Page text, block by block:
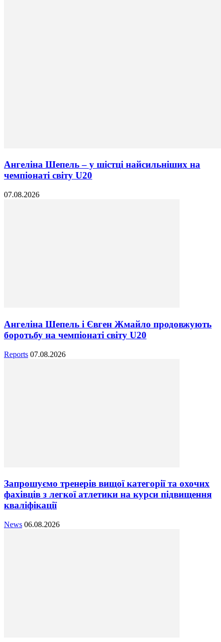
Ангеліна Шепель – у шістці найсильніших на
чемпіонаті світу U20
07.08.2026
Ангеліна Шепель і Євген Жмайло продовжують
боротьбу на чемпіонаті світу U20
Reports 07.08.2026
Запрошуємо тренерів вищої категорії та охочих
фахівців з легкої атлетики на курси підвищення
кваліфікації
News 06.08.2026